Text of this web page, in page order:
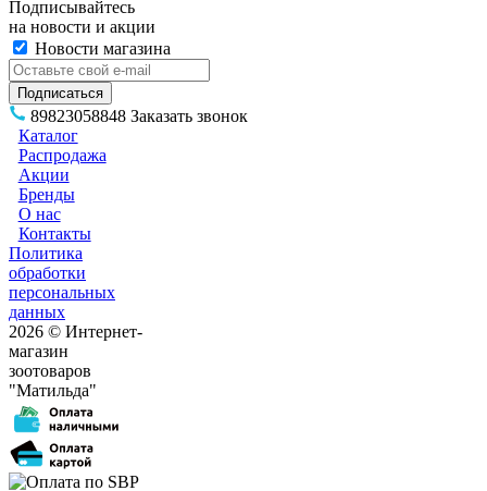
Подписывайтесь
на новости и акции
Новости магазина
89823058848 Заказать звонок
Каталог
Распродажа
Акции
Бренды
О нас
Контакты
Политика
обработки
персональных
данных
2026 © Интернет-
магазин
зоотоваров
"Матильда"